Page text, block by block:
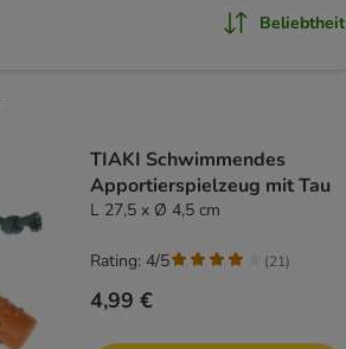
Beliebtheit
TIAKI Schwimmendes
Apportierspielzeug mit Tau
L 27,5 x Ø 4,5 cm
4,99 €
Rating: 4/5 (21)